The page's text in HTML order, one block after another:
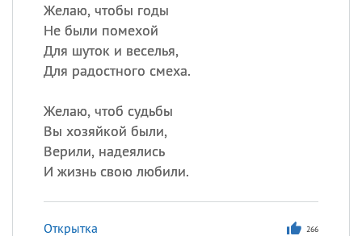
Желаю, чтобы годы
Не были помехой
Для шуток и веселья,
Для радостного смеха.
Желаю, чтоб судьбы
Вы хозяйкой были,
Верили, надеялись
И жизнь свою любили.
Открытка 266